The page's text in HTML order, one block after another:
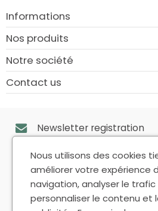
Informations
Nos produits
Notre société
Contact us
Newsletter registration
Sie können Ihr Einverständnis
Kontaktinformationen finden Sie
Datenschutzerklärung.
Ich akzeptiere die
Nous utilisons des cookies
améliorer votre expérience
navigation, analyser le
personnaliser le contenu et